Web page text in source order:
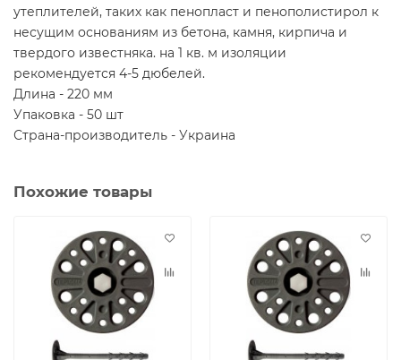
утеплителей, таких как пенопласт и пенополистирол к
несущим основаниям из бетона, камня, кирпича и
твердого известняка. на 1 кв. м изоляции
рекомендуется 4-5 дюбелей.
Длина - 220 мм
Упаковка - 50 шт
Страна-производитель - Украина
Похожие товары